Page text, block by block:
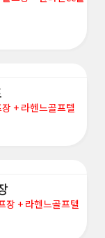
+ 라헨느골프텔
장 + 라헨느골프텔